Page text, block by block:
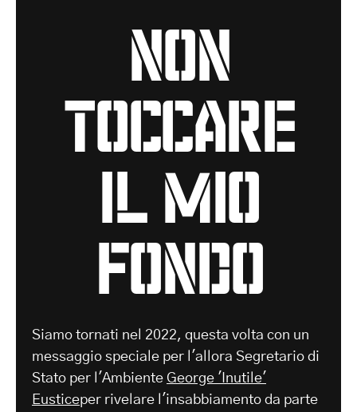
non
toccare
il mio
fondo
Siamo tornati nel 2022, questa volta con un
messaggio speciale per l'allora Segretario di
Stato per l'Ambiente George 'Inutile'
Eusticeper rivelare l'insabbiamento da parte